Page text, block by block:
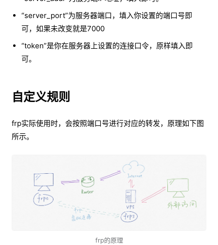
“server_port”为服务器端口，填入你设置的端口号即
可，如果未改变就是7000
“token”是你在服务器上设置的连接口令，原样填入即
可。
自定义规则
frp实际使用时，会按照端口号进行对应的转发，原理如下图
所示。
frp的原理